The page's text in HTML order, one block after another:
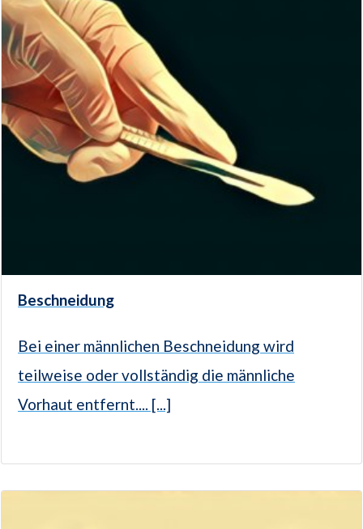
Beschneidung
Bei einer männlichen Beschneidung wird
teilweise oder vollständig die männliche
Vorhaut entfernt.... [...]